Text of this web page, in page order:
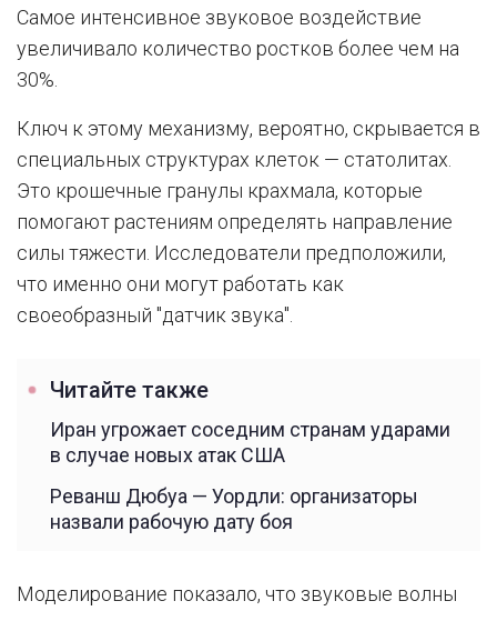
Самое интенсивное звуковое воздействие
увеличивало количество ростков более чем на
30%.
Ключ к этому механизму, вероятно, скрывается в
специальных структурах клеток — статолитах.
Это крошечные гранулы крахмала, которые
помогают растениям определять направление
силы тяжести. Исследователи предположили,
что именно они могут работать как
своеобразный "датчик звука".
Читайте также
Иран угрожает соседним странам ударами
в случае новых атак США
Реванш Дюбуа — Уордли: организаторы
назвали рабочую дату боя
Моделирование показало, что звуковые волны